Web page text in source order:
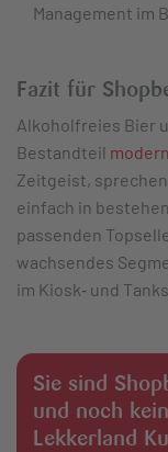
Management im
Fazit für
Alkoholfreies Bier
Bestandteil
Zeitgeist,
einfach in
passenden
wachsendes
im Kiosk‑ und
Sie sind
und noch kein
Lekkerland